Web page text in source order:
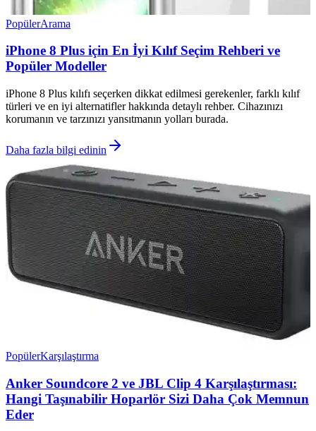
PopülerArama
iPhone 8 Plus için En İyi Kılıf Seçim Rehberi ve
Popüler Modeller
iPhone 8 Plus kılıfı seçerken dikkat edilmesi gerekenler, farklı kılıf
türleri ve en iyi alternatifler hakkında detaylı rehber. Cihazınızı
korumanın ve tarzınızı yansıtmanın yolları burada.
Daha fazla bilgi edinin
PopülerKarşılaştırma
Anker Soundcore 2 ve JBL Clip 4 Karşılaştırması:
Hangi Taşınabilir Hoparlör Sizi Daha Çok Memnun
Eder